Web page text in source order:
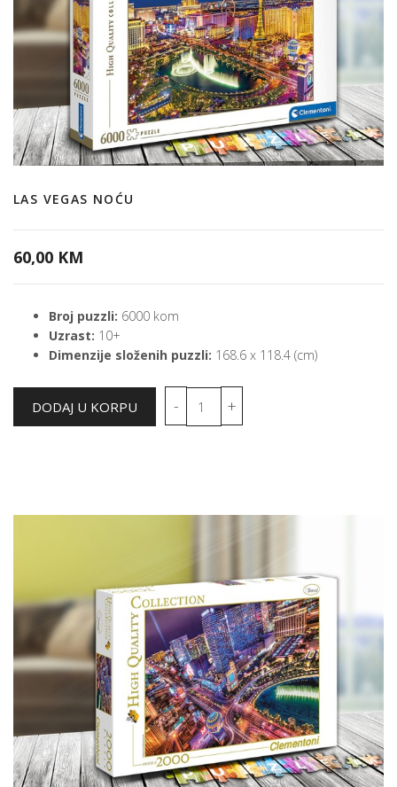
LAS VEGAS NOĆU
60,00 KM
Broj puzzli: 6000 kom
Uzrast: 10+
Dimenzije složenih puzzli: 168.6 x 118.4 (cm)